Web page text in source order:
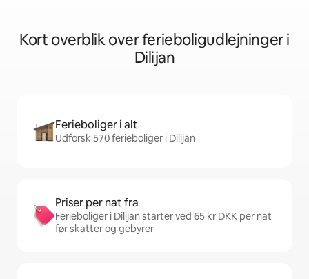
Kort overblik over ferieboligudlejninger i
Dilijan
Ferieboliger i alt
Udforsk 570 ferieboliger i Dilijan
Priser per nat fra
Ferieboliger i Dilijan starter ved 65 kr DKK per nat
før skatter og gebyrer